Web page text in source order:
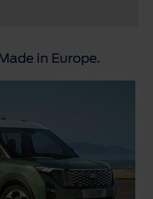
in Europe.